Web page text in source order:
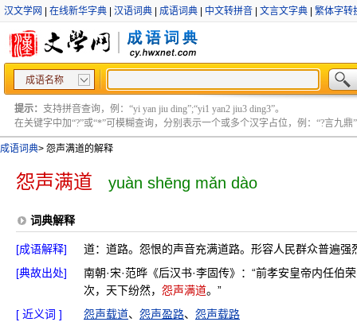
汉文学网 在线新华字典 汉语词典 成语词典 中文转拼音 文言文字典 繁体字转
成语名称
提示： 支持拼音查询，例：“yi yan jiu ding”;“yi1 yan2 jiu3 ding3”。
在关键字中加“?”或“*”可模糊查询，分别表示一个或多个汉字占位，例：“?言九鼎”
成语词典> 怨声满道的解释
怨声满道 yuàn shēng mǎn dào
词典解释
[成语解释]
道：道路。怨恨的声音充满道路。形容人民群众普遍强
[典故出处]
南朝·宋·范晔《后汉书·李固传》：“前孝安皇帝内任
次，天下纷然， 怨声满道。”
[ 近义词 ]
怨声载道、 怨声盈路、 怨声载路